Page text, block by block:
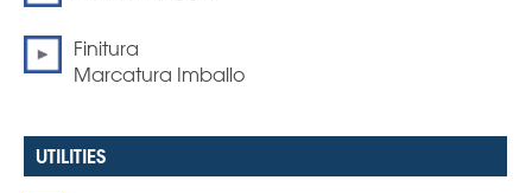
Finitura
Marcatura Imballo